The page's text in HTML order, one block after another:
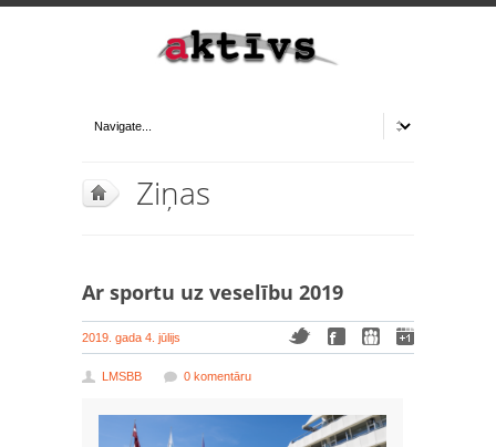
Ziņas
Ar sportu uz veselību 2019
2019. gada 4. jūlijs
LMSBB 0 komentāru